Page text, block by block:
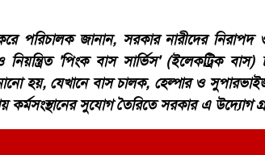
পরিচালক জানান, সরকার নারীদের নিরাপদ ও
'পিংক বাস সার্ভিস' (ইলেকট্রিক
হয়, যেখানে বাস চালক, হেল্পার ও
কর্মসংস্থানের সুযোগ তৈরিতে সরকার এ উদ্যোগ